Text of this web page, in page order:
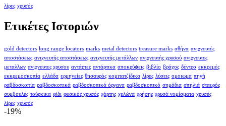
λίρες χρυσός
Ετικέτες Ιστοριών
gold detectors long range locators marks metal detectors treasure marks αθήνα ανιχνευτές
αποστάσεως ανιχνευτής αποστάσεως ανιχνευτής μετάλλων ανιχνευτής χρυσού ανιχνευτες
μεταλλων ανιχνευτες χρυσου αντάρτες αντάρτικα αποκρύψεις βιβλίο βράχος δέντρο εκκρεμές
εκκρεμοσκοπία ελλάδα ερμηνείες θησαυρός κομιτατζίδικα λίρες λύσεις ομοιωμα πηγή
ραβδοσκοπία ραβδοσκοπικά ραβδοσκοπικά όργανα ραβδοσκοπικό σημάδια σπηλιά σταυρός
συμβουλές τούρκικα φίδι φυσικός χρυσός χάρτης χελώνα χρήσης χρυσά νομίσματα χρυσές
λίρες χρυσός
-19%